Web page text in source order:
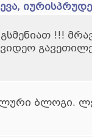
!!!
ვიდეო
ბლოგი.